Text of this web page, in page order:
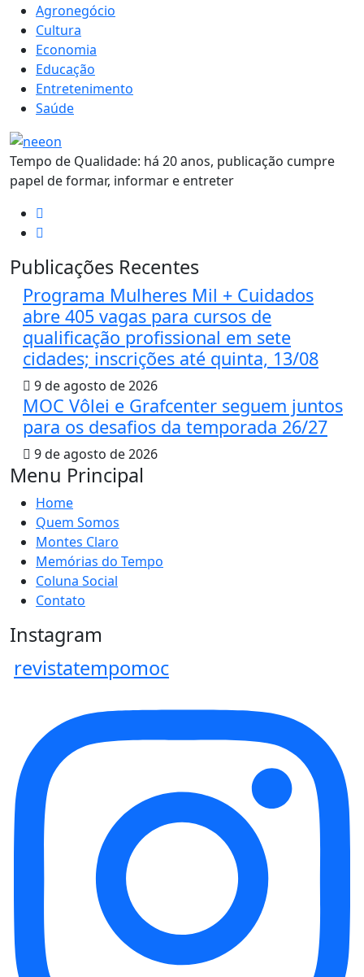
Agronegócio
Cultura
Economia
Educação
Entretenimento
Saúde
Tempo de Qualidade: há 20 anos, publicação cumpre
papel de formar, informar e entreter
Publicações Recentes
Programa Mulheres Mil + Cuidados
abre 405 vagas para cursos de
qualificação profissional em sete
cidades; inscrições até quinta, 13/08
9 de agosto de 2026
MOC Vôlei e Grafcenter seguem juntos
para os desafios da temporada 26/27
9 de agosto de 2026
Menu Principal
Home
Quem Somos
Montes Claro
Memórias do Tempo
Coluna Social
Contato
Instagram
revistatempomoc